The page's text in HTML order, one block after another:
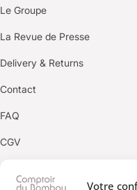
Votre
Le Groupe
La Revue de Presse
Delivery & Returns
Contact
FAQ
CGV
Politique de confidentialité